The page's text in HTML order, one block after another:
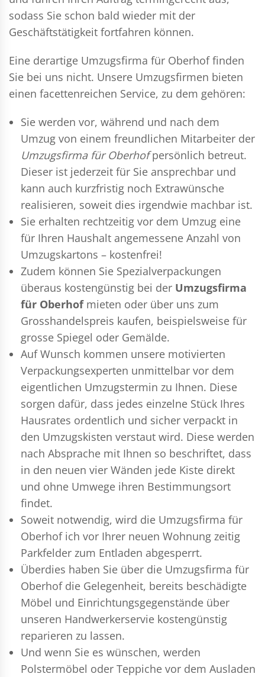
sodass Sie schon bald wieder mit der
Geschäftstätigkeit fortfahren können.
Eine derartige Umzugsfirma für Oberhof finden
Sie bei uns nicht. Unsere Umzugsfirmen bieten
einen facettenreichen Service, zu dem gehören:
Sie werden vor, während und nach dem
Umzug von einem freundlichen Mitarbeiter der
Umzugsfirma für Oberhofpersönlich betreut.
Dieser ist jederzeit für Sie ansprechbar und
kann auch kurzfristig noch Extrawünsche
realisieren, soweit dies irgendwie machbar ist.
Sie erhalten rechtzeitig vor dem Umzug eine
für Ihren Haushalt angemessene Anzahl von
Umzugskartons – kostenfrei!
Zudem können Sie Spezialverpackungen
überaus kostengünstig bei der Umzugsfirma
für Oberhofmieten oder über uns zum
Grosshandelspreis kaufen, beispielsweise für
grosse Spiegel oder Gemälde.
Auf Wunsch kommen unsere motivierten
Verpackungsexperten unmittelbar vor dem
eigentlichen Umzugstermin zu Ihnen. Diese
sorgen dafür, dass jedes einzelne Stück Ihres
Hausrates ordentlich und sicher verpackt in
den Umzugskisten verstaut wird. Diese werden
nach Absprache mit Ihnen so beschriftet, dass
in den neuen vier Wänden jede Kiste direkt
und ohne Umwege ihren Bestimmungsort
findet.
Soweit notwendig, wird die Umzugsfirma für
Oberhof ich vor Ihrer neuen Wohnung zeitig
Parkfelder zum Entladen abgesperrt.
Überdies haben Sie über die Umzugsfirma für
Oberhof die Gelegenheit, bereits beschädigte
Möbel und Einrichtungsgegenstände über
unseren Handwerkerservie kostengünstig
reparieren zu lassen.
Und wenn Sie es wünschen, werden
Polstermöbel oder Teppiche vor dem Ausladen